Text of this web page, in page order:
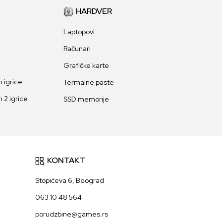
igrice
2 igrice
HARDVER
Laptopovi
Računari
Grafičke karte
Termalne paste
SSD memorije
KONTAKT
Stopićeva 6, Beograd
063 10 48 564
porudzbine@games.rs